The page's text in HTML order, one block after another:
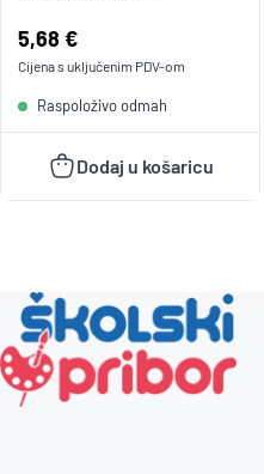
Cijena:
5,68 €
Cijena s uključenim PDV-om
Raspoloživo odmah
Dodaj u košaricu